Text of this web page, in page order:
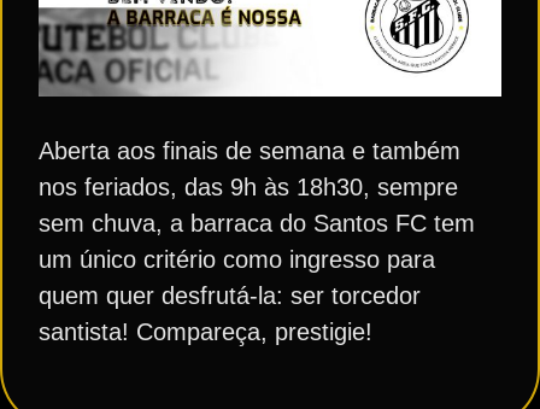
Aberta aos finais de semana e também
nos feriados, das 9h às 18h30, sempre
sem chuva, a barraca do Santos FC tem
um único critério como ingresso para
quem quer desfrutá-la: ser torcedor
santista! Compareça, prestigie!